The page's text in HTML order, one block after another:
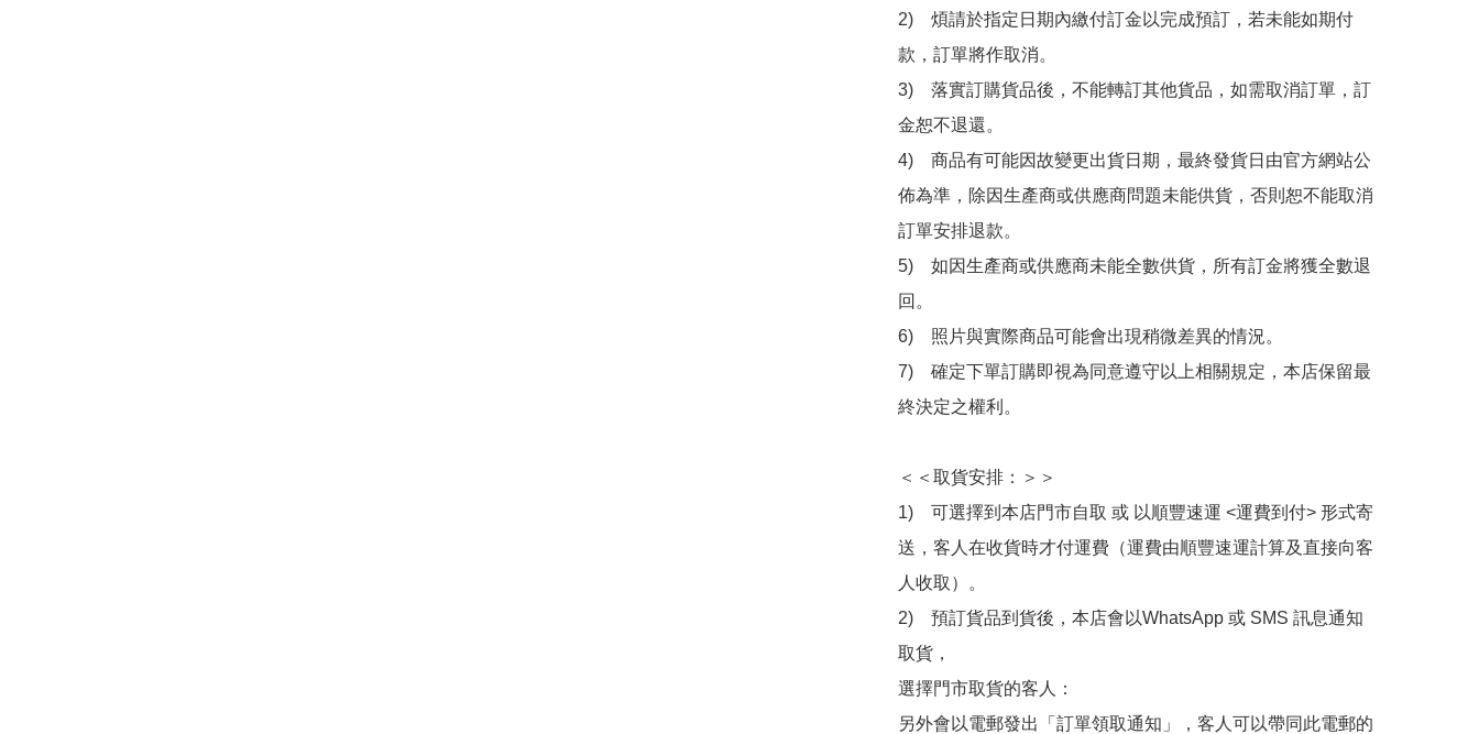
2)　煩請於指定日期內繳付訂金以完成預訂，若未能如期付
款，訂單將作取消。
3)　落實訂購貨品後，不能轉訂其他貨品，如需取消訂單，訂
金恕不退還。
4)　商品有可能因故變更出貨日期，最終發貨日由官方網站公
佈為準，除因生產商或供應商問題未能供貨，否則恕不能取消
訂單安排退款。
5)　如因生產商或供應商未能全數供貨，所有訂金將獲全數退
回。
6)　照片與實際商品可能會出現稍微差異的情況。
7)　確定下單訂購即視為同意遵守以上相關規定，本店保留最
終決定之權利。
＜＜取貨安排：＞＞
1)　可選擇到本店門市自取 或 以順豐速運 <運費到付> 形式寄
送，客人在收貨時才付運費（運費由順豐速運計算及直接向客
人收取）。
2)　預訂貨品到貨後，本店會以WhatsApp 或 SMS 訊息通知
取貨，
選擇門市取貨的客人：
另外會以電郵發出「訂單領取通知」，客人可以帶同此電郵的